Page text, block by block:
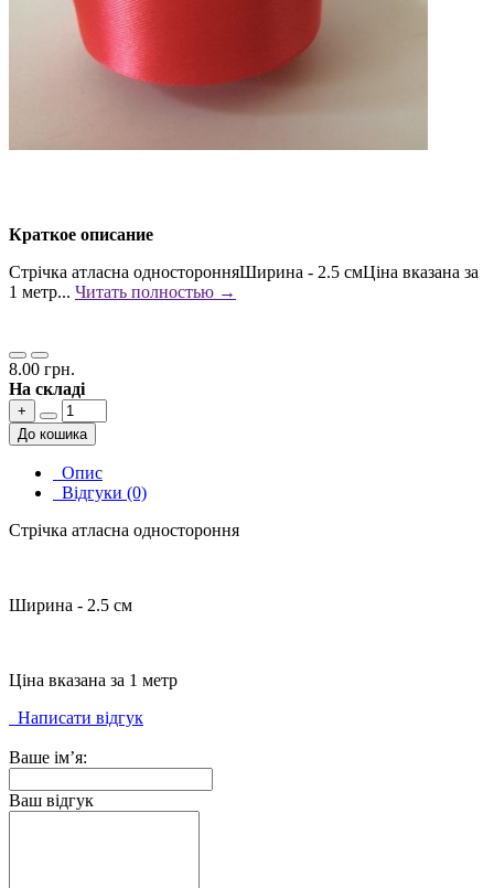
Краткое описание
Стрічка атласна односторонняШирина - 2.5 смЦіна вказана за
1 метр... Читать полностью →
8.00 грн.
На складі
+
До кошика
Опис
Відгуки (0)
Стрічка атласна одностороння
Ширина - 2.5 см
Ціна вказана за 1 метр
Написати відгук
Ваше ім’я:
Ваш відгук